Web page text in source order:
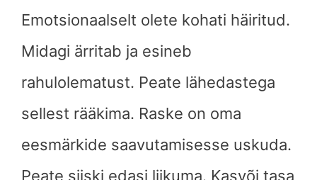
Emotsionaalselt olete kohati häiritud.
Midagi ärritab ja esineb
rahulolematust. Peate lähedastega
sellest rääkima. Raske on oma
eesmärkide saavutamisesse uskuda.
Peate siiski edasi liikuma. Kasvõi tasa